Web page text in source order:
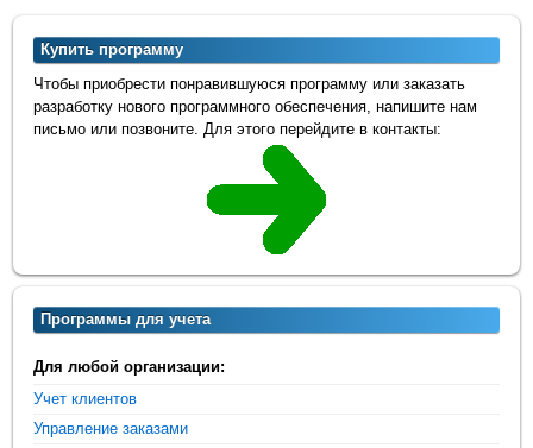
Купить программу
Чтобы приобрести понравившуюся программу или заказать
разработку нового программного обеспечения, напишите нам
письмо или позвоните. Для этого перейдите в контакты:
Программы для учета
Для любой организации:
Учет клиентов
Управление заказами